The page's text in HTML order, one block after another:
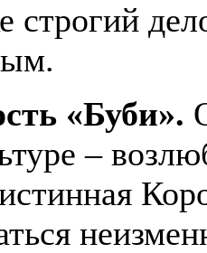
строгий
«Буби».
–